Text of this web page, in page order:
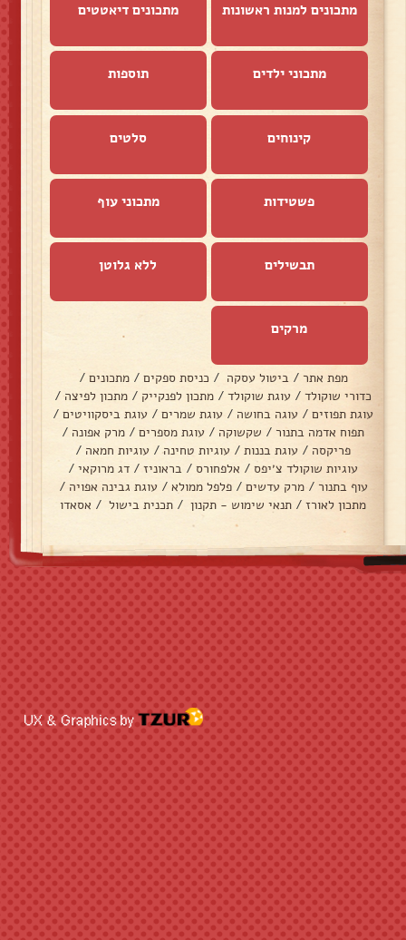
מתכונים למנות ראשונות מתכונים דיאטטים
מתכוני ילדים תוספות
קינוחים סלטים
פשטידות מתכוני עוף
תבשילים ללא גלוטן
מרקים
מפת אתר / ביטול עסקה / כניסת ספקים / מתכונים /
כדורי שוקולד / עוגת שוקולד / מתכון לפנקייק / מתכון לפיצה /
עוגת תפוזים / עוגה בחושה / עוגת שמרים / עוגת ביסקוויטים /
תפוח אדמה בתנור / שקשוקה / עוגת מספרים / מרק אפונה /
פריקסה / עוגת בננות / עוגיות טחינה / עוגיות חמאה /
עוגיות שוקולד צ׳יפס / אלפחורס / בראוניז / דג מרוקאי /
עוף בתנור / מרק עדשים / פלפל ממולא / עוגת גבינה אפויה /
מתכון לאורז / תנאי שימוש - תקנון / תכנית בישול / אסאדו